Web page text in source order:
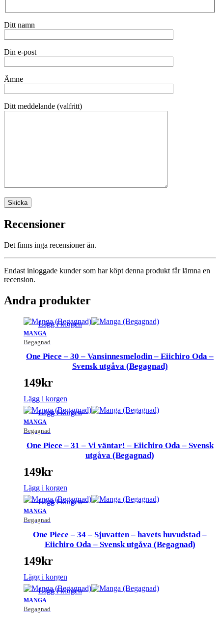
Ditt namn
Din e-post
Ämne
Ditt meddelande (valfritt)
Recensioner
Det finns inga recensioner än.
Endast inloggade kunder som har köpt denna produkt får lämna en
recension.
Andra produkter
MANGA
Begagnad
Lägg i korgen
One Piece – 30 – Vansinnesmelodin – Eiichiro Oda –
Svensk utgåva (Begagnad)
149kr
Lägg i korgen
MANGA
Begagnad
Lägg i korgen
One Piece – 31 – Vi väntar! – Eiichiro Oda – Svensk
utgåva (Begagnad)
149kr
Lägg i korgen
MANGA
Begagnad
Lägg i korgen
One Piece – 34 – Sjuvatten – havets huvudstad –
Eiichiro Oda – Svensk utgåva (Begagnad)
149kr
Lägg i korgen
MANGA
Begagnad
Lägg i korgen